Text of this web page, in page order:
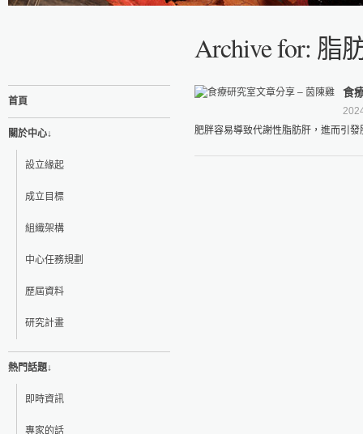
Archive for: 脂
首頁
關於中心↓
設立緣起
成立目標
組織架構
中心任務規劃
歷屆資料
研究計畫
熱門話題↓
即時資訊
專家的話
食
肥胖容易導致代謝性脂肪肝，進而引